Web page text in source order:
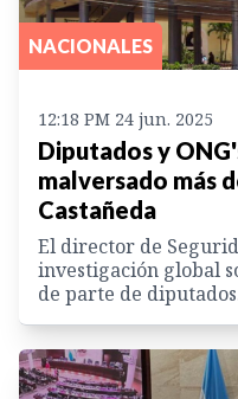
NACIONALES
12:18 PM 24 jun. 2025
Diputados y
malversado más
Castañeda
El director de
investigación global
de parte de